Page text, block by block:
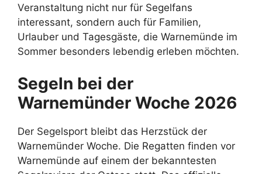
Veranstaltung nicht nur für Segelfans
interessant, sondern auch für Familien,
Urlauber und Tagesgäste, die Warnemünde im
Sommer besonders lebendig erleben möchten.
Segeln bei der
Warnemünder Woche 2026
Der Segelsport bleibt das Herzstück der
Warnemünder Woche. Die Regatten finden vor
Warnemünde auf einem der bekanntesten